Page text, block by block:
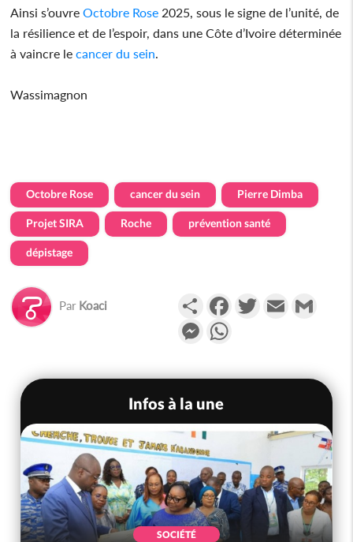
Ainsi s’ouvreOctobre Rose 2025, sous le signe de l’unité, de
la résilience et de l’espoir, dans une Côte d’Ivoire déterminée
à vaincre le cancer du sein
Wassimagnon
Octobre Rose cancer du sein Pierre Dimba
Projet SIRA Roche prévention santé
dépistage
Par Koaci PartagerFacebookTwitterEmail
Messenger
Infos à la une
SOCIÉTÉ